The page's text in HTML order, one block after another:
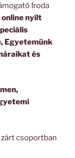
Iroda
nyílt
Egyetemünk
és
csoportban